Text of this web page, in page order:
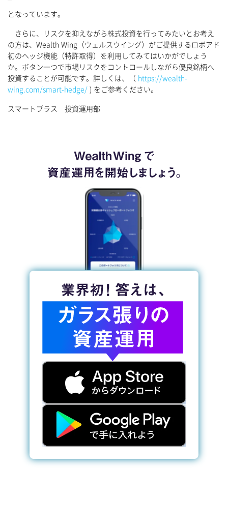
となっています。
さらに、リスクを抑えながら株式投資を行ってみたいとお考え
の方は、Wealth Wing（ウェルスウイング）がご提供するロボアド
初のヘッジ機能（特許取得）を利用してみてはいかがでしょう
か。ボタン一つで市場リスクをコントロールしながら優良銘柄へ
投資することが可能です。詳しくは、（ https://wealth-
wing.com/smart-hedge/ ) をご参考ください。
スマートプラス 投資運用部